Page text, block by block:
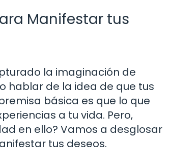
Manifestar tus
la imaginación de
hablar de la idea de que tus
básica es que lo que
a tu vida. Pero,
en ello? Vamos a desglosar
tus deseos.